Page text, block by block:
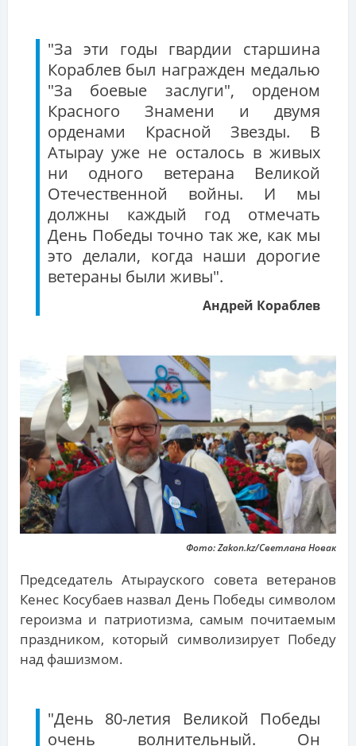
"За эти годы гвардии старшина
Кораблев был награжден медалью
"За боевые заслуги", орденом
Красного Знамени и двумя
орденами Красной Звезды. В
Атырау уже не осталось в живых
ни одного ветерана Великой
Отечественной войны. И мы
должны каждый год отмечать
День Победы точно так же, как мы
это делали, когда наши дорогие
ветераны были живы".
Андрей Кораблев
Фото: Zakon.kz/Светлана Новак
Председатель Атырауского совета ветеранов
Кенес Косубаев назвал День Победы символом
героизма и патриотизма, самым почитаемым
праздником, который символизирует Победу
над фашизмом.
"День 80-летия Великой Победы
очень волнительный. Он